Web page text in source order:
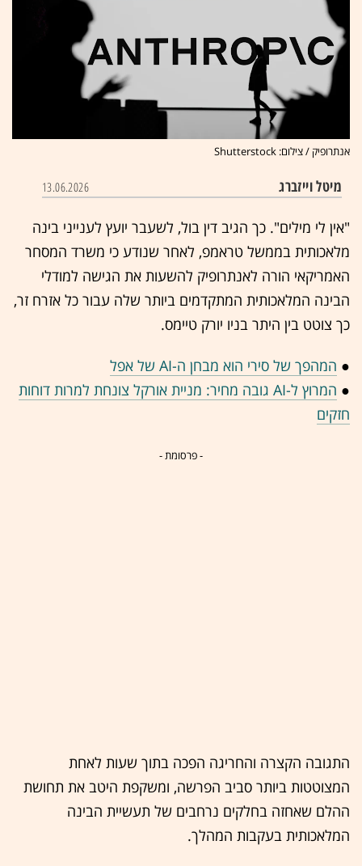
אנתרופיק / צילום: Shutterstock
מיטל וייזברג 13.06.2026
"אין לי מילים". כך הגיב דין בול, לשעבר יועץ לענייני בינה
מלאכותית בממשל טראמפ, לאחר שנודע כי משרד המסחר
האמריקאי הורה לאנתרופיק להשעות את הגישה למודלי
הבינה המלאכותית המתקדמים ביותר שלה עבור כל אזרח זר,
כך צוטט בין היתר בניו יורק טיימס.
● המהפך של סירי הוא מבחן ה-AI של אפל
●
המרוץ ל-AI גובה מחיר: מניית אורקל צונחת למרות דוחות
חזקים
- פרסומת -
התגובה הקצרה והחריגה הפכה בתוך שעות לאחת
המצוטטות ביותר סביב הפרשה, ומשקפת היטב את תחושת
ההלם שאחזה בחלקים נרחבים של תעשיית הבינה
המלאכותית בעקבות המהלך.